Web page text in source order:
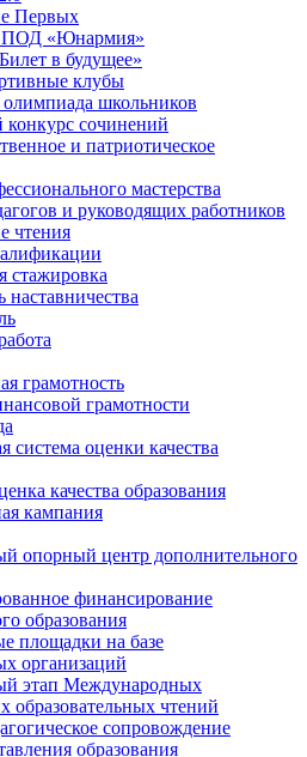
Первых
«Юнармия»
в будущее»
клубы
олимпиада школьников
конкурс сочинений
и патриотическое
мастерства
и руководящих работников
чтения
стажировка
наставничества
грамотность
грамотности
система оценки качества
качества образования
кампания
опорный центр дополнительного
финансирование
образования
площадки на базе
организаций
этап Международных
образовательных чтений
сопровождение
образования